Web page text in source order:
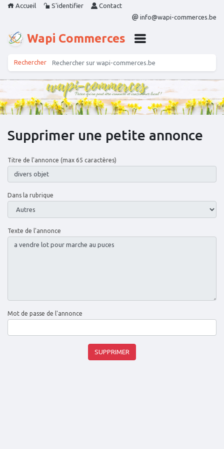
Accueil S'identifier
Contact
info@wapi-commerces.be
Wapi Commerces
Supprimer une petite annonce
Titre de l'annonce (max 65 caractères)
Dans la rubrique
Texte de l'annonce
Mot de passe de l'annonce
SUPPRIMER